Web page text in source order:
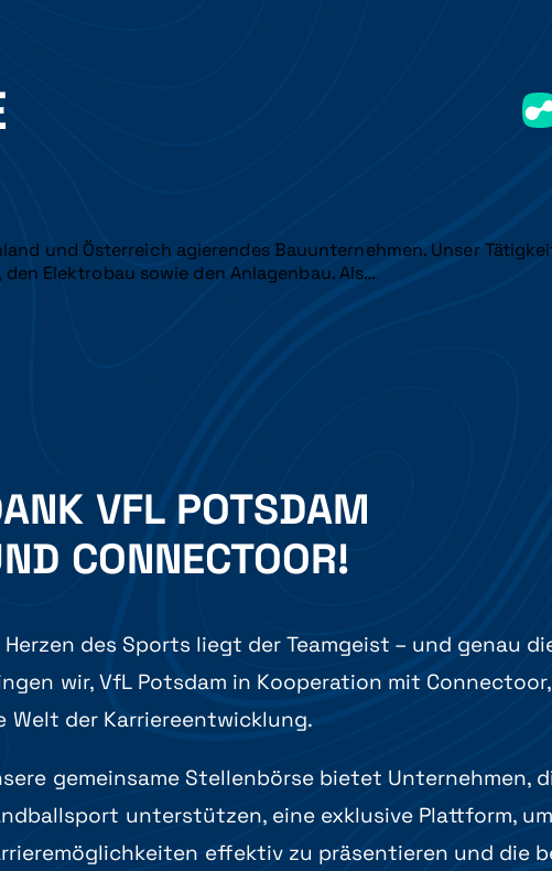
und Österreich agierendes Bauunternehmen. Unser
Elektrobau sowie den Anlagenbau. Als…
VFL POTSDAM
CONNECTOOR!
Herzen des Sports liegt der Teamgeist – und genau
wir, VfL Potsdam in Kooperation mit
Welt der Karriereentwicklung.
gemeinsame Stellenbörse bietet Unternehmen,
unterstützen, eine exklusive Plattform,
effektiv zu präsentieren und die